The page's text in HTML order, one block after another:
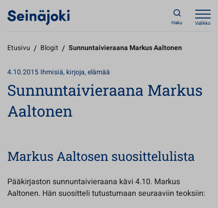
Haku Valikko
Etusivu / Blogit / Sunnuntaivieraana Markus Aaltonen
4.10.2015 Ihmisiä, kirjoja, elämää
Sunnuntaivieraana Markus
Aaltonen
Markus Aaltosen suosittelulista
Pääkirjaston sunnuntaivieraana kävi 4.10. Markus
Aaltonen. Hän suositteli tutustumaan seuraaviin teoksiin: